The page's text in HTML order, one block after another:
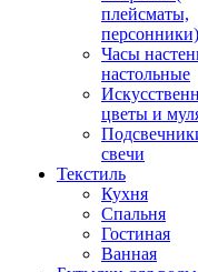
плейсматы,
персонники)
Часы
настольные
цветы и
свечи
Текстиль
Кухня
Спальня
Гостиная
Ванная